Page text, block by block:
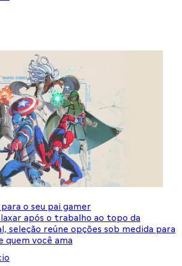
o seu pai gamer
após o trabalho ao topo da
seleção reúne opções sob medida para
quem você ama